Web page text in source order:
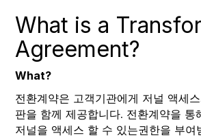
What is a
Agreement?
What?
전환계약은 고객기관에게 저널 액세
판을 함께 제공합니다. 전환계약을 통
저널을 액세스 할 수 있는권한을 부여